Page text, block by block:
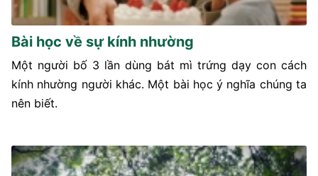
Bài học về sự kính nhường
Một người bố 3 lần dùng bát mì trứng dạy con cách
kính nhường người khác. Một bài học ý nghĩa chúng ta
nên biết.